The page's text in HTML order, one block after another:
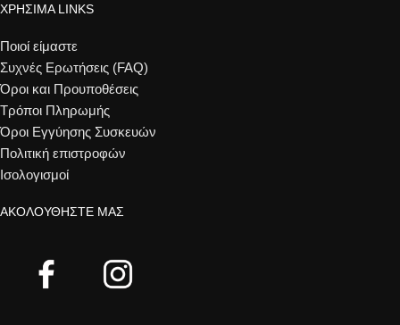
ΧΡΗΣΙΜΑ LINKS
Ποιοί είμαστε
Συχνές Ερωτήσεις (FAQ)
Όροι και Προυποθέσεις
Τρόποι Πληρωμής
Όροι Εγγύησης Συσκευών
Πολιτική επιστροφών
Ισολογισμοί
ΑΚΟΛΟΥΘΉΣΤΕ ΜΑΣ